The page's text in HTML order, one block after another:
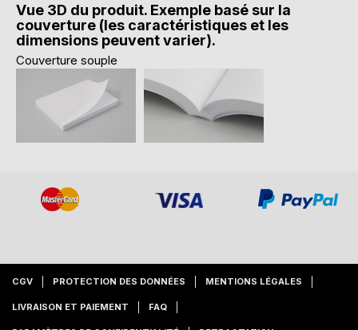
Vue 3D du produit. Exemple basé sur la
couverture (les caractéristiques et les
dimensions peuvent varier).
Couverture souple
CGV PROTECTION DES DONNÉES MENTIONS LÉGALES
LIVRAISON ET PAIEMENT FAQ